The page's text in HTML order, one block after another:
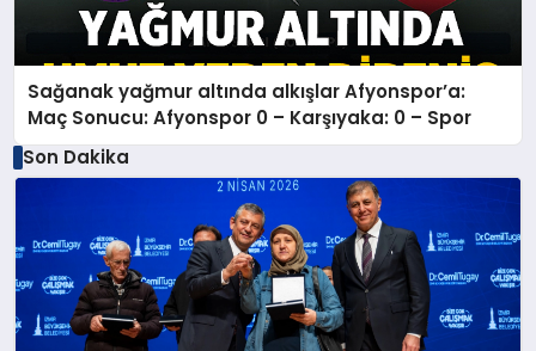
Sağanak yağmur altında alkışlar Afyonspor’a:
Maç Sonucu: Afyonspor 0 – Karşıyaka: 0 – Spor
Son Dakika